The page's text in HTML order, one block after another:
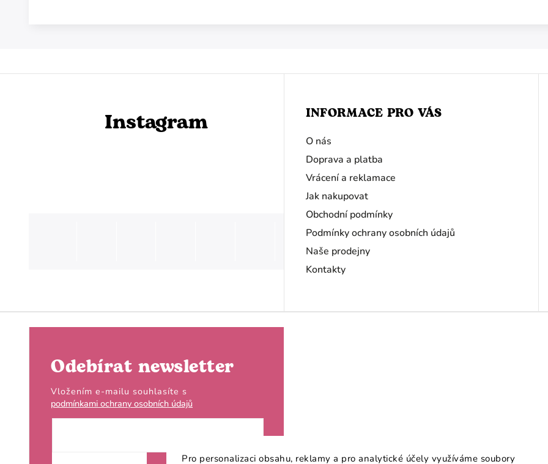
Pro personalizaci obsahu, reklamy a pro analytické účely využíváme soubory
Instagram
Odebírat newsletter
Vložením e-mailu souhlasíte s
podmínkami ochrany osobních údajů
INFORMACE PRO VÁS
O nás
Doprava a platba
Vrácení a reklamace
Jak nakupovat
Obchodní podmínky
Podmínky ochrany osobních údajů
Naše prodejny
Kontakty